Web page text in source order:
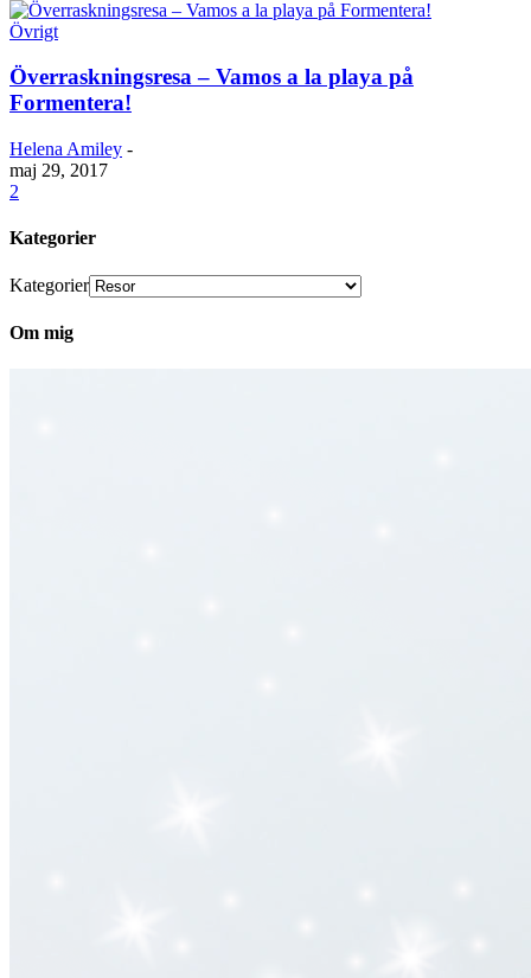
Övrigt
Överraskningsresa – Vamos a la playa på
Formentera!
Helena Amiley -
maj 29, 2017
2
Kategorier
Kategorier
Om mig